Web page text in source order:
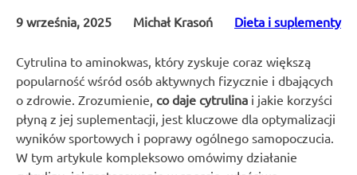
9 września, 2025 Michał Krasoń Dieta i suplementy
Cytrulina to aminokwas, który zyskuje coraz większą
popularność wśród osób aktywnych fizycznie i dbających
o zdrowie. Zrozumienie, co daje cytrulina i jakie korzyści
płyną z jej suplementacji, jest kluczowe dla optymalizacji
wyników sportowych i poprawy ogólnego samopoczucia.
W tym artykule kompleksowo omówimy działanie